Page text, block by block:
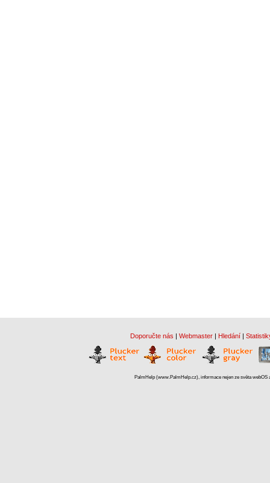
Doporučte nás | Webmaster | Hledání |
PalmHelp (www.PalmHelp.cz), informace nejen ze světa